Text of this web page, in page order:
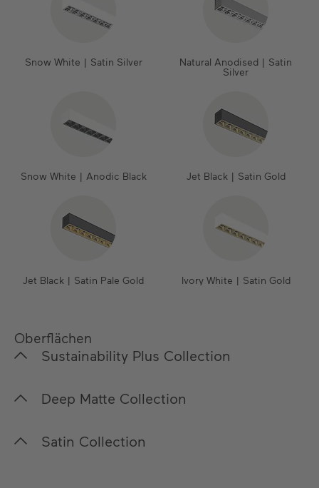
Snow White | Satin Silver
Natural Anodised | Satin
Silver
Snow White | Anodic Black Jet Black | Satin Gold
Jet Black | Satin Pale Gold Ivory White | Satin Gold
Oberflächen
Sustainability Plus Collection
In unserer Sustainability Plus Collection legen wir
der Pulverlacke als auch des
Deep Matte Collection
Für unsere Deep Matte Collection haben wir
Satin Collection